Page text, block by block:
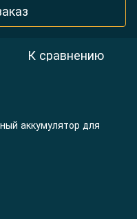
К сравнению
аккумулятор для